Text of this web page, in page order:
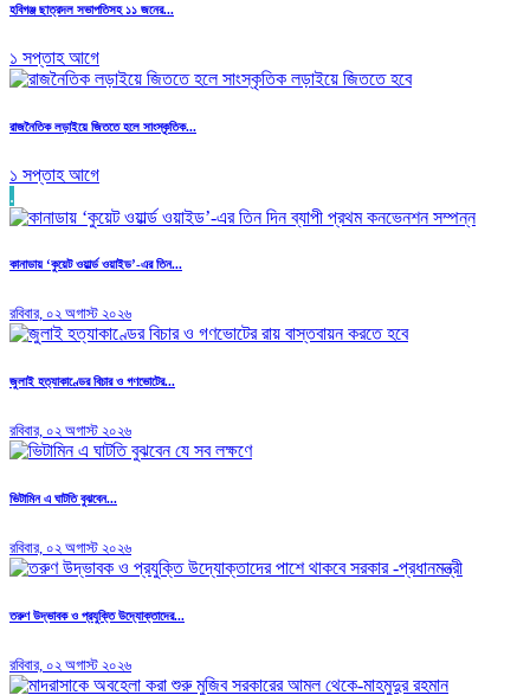
হবিগঞ্জ ছাত্রদল সভাপতিসহ ১১ জনের...
১ সপ্তাহ আগে
রাজনৈতিক লড়াইয়ে জিততে হলে সাংস্কৃতিক...
১ সপ্তাহ আগে
.
কানাডায় ‘কুয়েট ওয়ার্ল্ড ওয়াইড’-এর তিন...
রবিবার, ০২ অগাস্ট ২০২৬
জুলাই হত্যাকাণ্ডের বিচার ও গণভোটের...
রবিবার, ০২ অগাস্ট ২০২৬
ভিটামিন এ ঘাটতি বুঝবেন...
রবিবার, ০২ অগাস্ট ২০২৬
তরুণ উদ্ভাবক ও প্রযুক্তি উদ্যোক্তাদের...
রবিবার, ০২ অগাস্ট ২০২৬